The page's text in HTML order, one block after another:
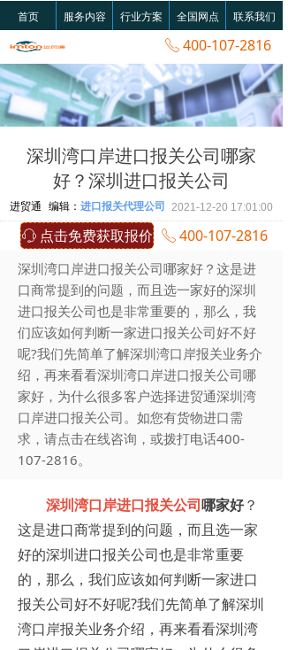
ꂅ 400-107-2816
首页 服务内容 行业方案 全国网点 联系我们
深圳湾口岸进口报关公司哪家
好？深圳进口报关公司
深圳湾口岸进口报关公司哪家好？这是进
口商常提到的问题，而且选一家好的深圳
进口报关公司也是非常重要的，那么，我
们应该如何判断一家进口报关公司好不好
呢?我们先简单了解深圳湾口岸报关业务介
绍，再来看看深圳湾口岸进口报关公司哪
家好，为什么很多客户选择进贸通深圳湾
口岸进口报关公司。如您有货物进口需
求，请点击在线咨询，或拨打电话400-
107-2816。
2021-12-20 17:01:00
深圳湾口岸进口报关公司哪家好？
这是进口商常提到的问题，而且选一家
好的深圳进口报关公司也是非常重要
的，那么，我们应该如何判断一家进口
报关公司好不好呢?我们先简单了解深圳
湾口岸报关业务介绍，再来看看深圳湾
进贸通 编辑： 进口报关代理公司
ꁱ 点击免费获取报价 ꂅ 400-107-2816